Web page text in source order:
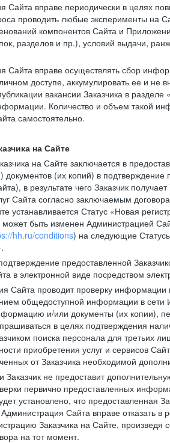
Сайта вправе периодически в целях
проводить любые эксперименты на
компонентов Сайта и
разделов и пр.), условий выдачи,
Сайта вправе осуществлять сбор
доступе, аккумулировать ее и не
вакансии Заказчика в
Количество и объем такой
самостоятельно.
на Сайте
на Сайте заключается в
(их копий) в
в результате чего Заказчик
Сайта согласно заключаемым
устанавливается Статус «Новая
может быть изменен Администрацией
hh.ru/conditions) на следующие
предоставленной
в электронной виде посредством
Сайта проводит проверку информации
общедоступной информации в
и/или документы (их копии),
в целях подтверждения
поиска персонала для третьих
приобретения услуг и сервисов
от Заказчика необходимой
Заказчик не предоставит
первично предоставленных
установлено, что предоставленная
Администрация Сайта вправе отказать
Заказчика на Сайте, произведя
на тот момент.